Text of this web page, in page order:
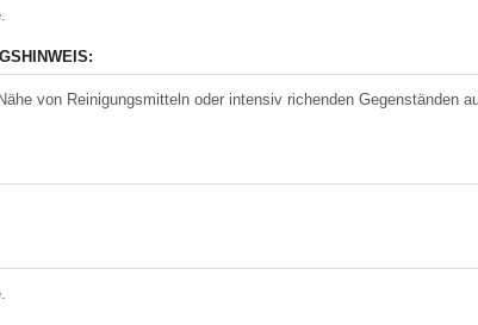
von Reinigungsmitteln oder intensiv richenden Gegenständen